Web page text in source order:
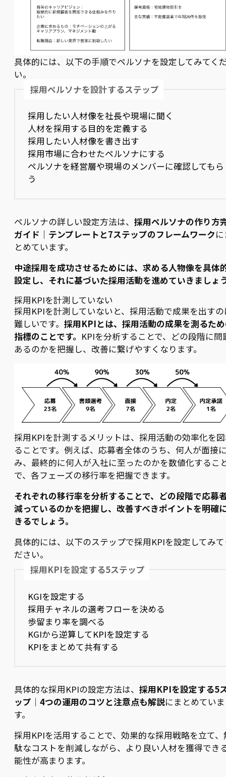
具体的には、以下の手順でペルソナを設定してみてく
い。
採用ペルソナを設計するステップ
採用したい人材像を社長や現場に聞く
人材を採用する目的を定義する
採用したい人材像を書き出す
採用市場に合わせたペルソナにする
ペルソナを経営層や現場のメンバーに確認してもら
う
ペルソナの詳しい設定方法は、 採用ペルソナの作り方
ガイド｜テンプレートと7ステップのフレームワーク
とめています。
中途採用を成功させるためには、求める人物像を具体
設定し、それに基づいた採用活動を進めていきましょ
採用KPIを計測していない
採用KPIを計測していないと、採用活動で成果を出す
難しいです。 採用KPIとは、採用活動の成果を測るた
指標のことです。 KPIを分析することで、どの段階に問
あるのかを把握し、改善に繋げやすくなります。
採用KPIを計測するメリットは、採用活動の効率化を
ることです。例えば、応募者全体のうち、何人が面接
み、最終的に何人が入社に至ったのかを数値化するこ
で、各フェーズの移行率を把握できます。
それぞれの移行率を分析することで、どの段階で応募
減っているのかを把握し、改善すべきポイントを明確
きるでしょう。
具体的には、以下のステップで採用KPIを設定してみ
ださい。
採用KPIを設定する5ステップ
KGIを設定する
採用チャネルの選考フローを決める
歩留まり率を調べる
KGIから逆算してKPIを設定する
KPIをまとめて共有する
具体的な採用KPIの設定方法は、 採用KPIを設定する5
ップ｜4つの運用のコツと注意点も解説にまとめていま
す。
採用KPIを活用することで、効果的な採用戦略を立て、
駄なコストを削減しながら、より良い人材を獲得でき
能性が高まります。